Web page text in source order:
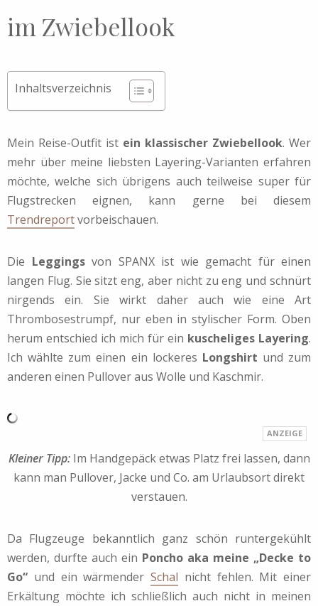
im Zwiebellook
Inhaltsverzeichnis
Mein Reise-Outfit ist ein klassischer Zwiebellook. Wer
mehr über meine liebsten Layering-Varianten erfahren
möchte, welche sich übrigens auch teilweise super für
Flugstrecken eignen, kann gerne bei diesem
Trendreportvorbeischauen.
Die Leggingsvon SPANX ist wie gemacht für einen
langen Flug. Sie sitzt eng, aber nicht zu eng und schnürt
nirgends ein. Sie wirkt daher auch wie eine Art
Thrombosestrumpf, nur eben in stylischer Form. Oben
herum entschied ich mich für ein kuscheliges Layering.
Ich wählte zum einen ein lockeres Longshirt und zum
anderen einen Pullover aus Wolle und Kaschmir.
Kleiner Tipp:Im Handgepäck etwas Platz frei lassen, dann
kann man Pullover, Jacke und Co. am Urlaubsort direkt
verstauen.
Da Flugzeuge bekanntlich ganz schön runtergekühlt
werden, durfte auch ein Poncho aka meine „Decke to
Go“ und ein wärmender Schal nicht fehlen. Mit einer
Erkältung möchte ich schließlich auch nicht in meinen